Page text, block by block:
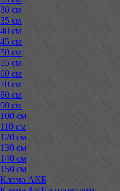
30 см
35 см
40 см
45 см
50 см
55 см
60 см
70 см
80 см
90 см
100 см
110 см
120 см
130 см
140 см
150 см
Клема АКБ